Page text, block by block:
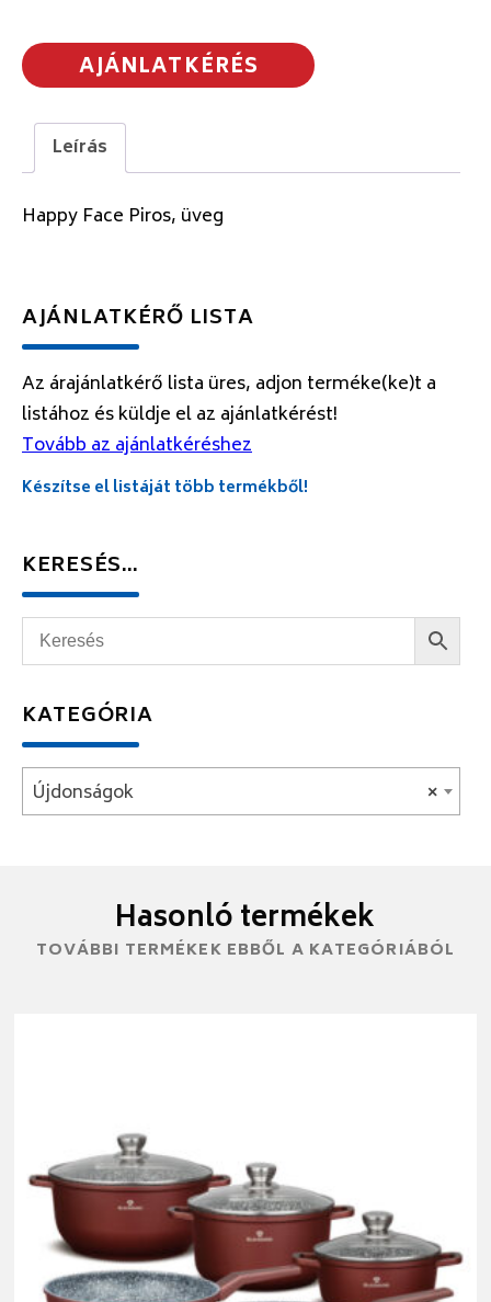
AJÁNLATKÉRÉS
Leírás
Happy Face Piros, üveg
AJÁNLATKÉRŐ LISTA
Az árajánlatkérő lista üres, adjon terméke(ke)t a
listához és küldje el az ajánlatkérést!
Tovább az ajánlatkéréshez
Készítse el listáját több termékből!
KERESÉS…
KATEGÓRIA
×
Újdonságok
Hasonló termékek
TOVÁBBI TERMÉKEK EBBŐL A KATEGÓRIÁBÓL